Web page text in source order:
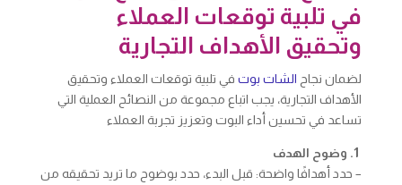
في تلبية توقعات العملاء
وتحقيق الأهداف التجارية
لضمان نجاح الشات بوتفي تلبية توقعات العملاء وتحقيق
الأهداف التجارية، يجب اتباع مجموعة من النصائح العملية التي
تساعد في تحسين أداء البوت وتعزيز تجربة العملاء
– حدد أهدافًا واضحة: قبل البدء، حدد بوضوح ما تريد تحقيقه من